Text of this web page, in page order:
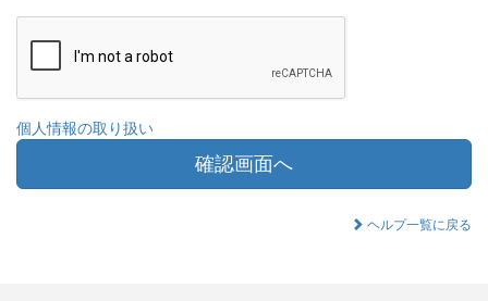
個人情報の取り扱い
確認画面へ
ヘルプ一覧に戻る